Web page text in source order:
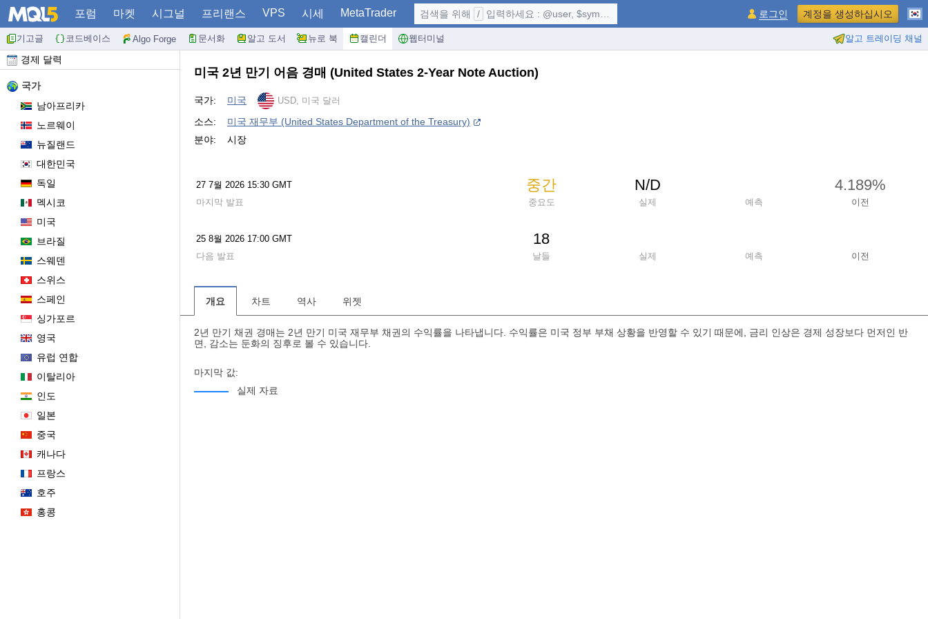
포럼 마켓 시그널 프리랜스 VPS 시세 MetaTrader
기고글 코드베이스 Algo Forge 문서화 알고 도서 뉴로 북 캘린더 웹터미널 알고 트레이딩 채널
검색을 위해 / 입력하세요 : @user, $symbol, ... 로그인 계정을 생성하십시오
경제 달력
국가
남아프리카
노르웨이
뉴질랜드
대한민국
독일
멕시코
미국
브라질
스웨덴
스위스
스페인
싱가포르
영국
유럽 연합
이탈리아
인도
일본
중국
캐나다
프랑스
호주
홍콩
미국 2년 만기 어음 경매 (United States 2-Year Note Auction)
국가: 미국 USD, 미국 달러
소스:
미국 재무부 (United States Department of the Treasury)
분야:
시장
27 7월 2026 15:30 GMT 중간 N/D 4.189%
마지막 발표 중요도 실제 예측 이전
25 8월 2026 17:00 GMT 18
다음 발표 날들 실제 예측 이전
개요 차트 역사 위젯
2년 만기 채권 경매는 2년 만기 미국 재무부 채권의 수익률을 나타냅니다. 수익률은 미국 정부 부채 상황을 반영할 수 있기 때문에, 금리 인상은 경제 성장보다 먼저인 반
면, 감소는 둔화의 징후로 볼 수 있습니다.
마지막 값:
실제 자료